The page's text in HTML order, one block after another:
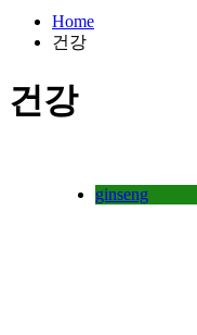
Home
건강
건강
ginseng